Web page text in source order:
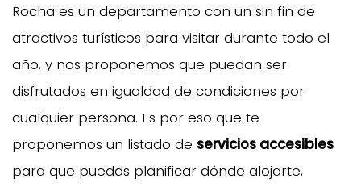
Rocha es un departamento con un sin fin de
atractivos turísticos para visitar durante todo el
año, y nos proponemos que puedan ser
disfrutados en igualdad de condiciones por
cualquier persona. Es por eso que te
proponemos un listado de servicios accesibles
para que puedas planificar dónde alojarte,